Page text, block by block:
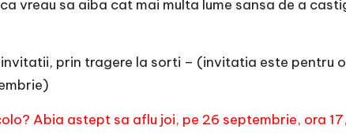
vreau sa aiba cat mai multa lume sansa de a
prin tragere la sorti – (invitatia este pentru
Abia astept sa aflu joi, pe 26 septembrie, ora